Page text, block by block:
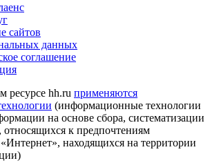
сайтов
данных
соглашение
ресурсе hh.ru применяются
(информационные технологии
на основе сбора, систематизации
относящихся к предпочтениям
«Интернет», находящихся на территории